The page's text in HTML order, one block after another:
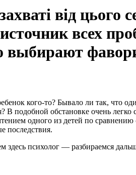
від
всех
выбирают
В подобной обстановке очень
одного из детей по
последствия.
здесь психолог — разбираемся